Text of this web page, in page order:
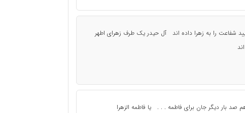
شفاعت را به زهرا داده اند آل حیدر یک طرف زهرای اطهر
صد بار دیگر جان برای فاطمه . . . یا فاطمه الزهرا